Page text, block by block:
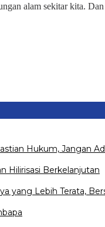
alam sekitar kita.
Hukum, Jangan
Hilirisasi Berkelanjutan
yang Lebih Terata,